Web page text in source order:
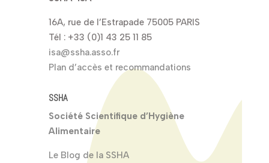
16A, rue de l’Estrapade 75005 PARIS
Tél : +33 (0)1 43 25 11 85
isa@ssha.asso.fr
Plan d’accès et recommandations
SSHA
Société Scientifique d’Hygiène
Alimentaire
Le Blog de la SSHA